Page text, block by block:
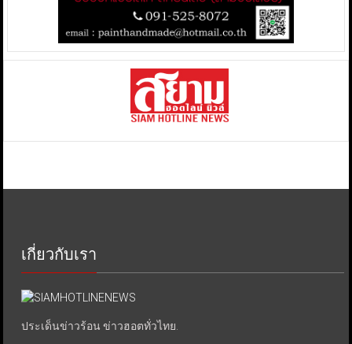
เกี่ยวกับเรา
ประเด็นข่าวร้อน ข่าวฮอตทั่วไทย.